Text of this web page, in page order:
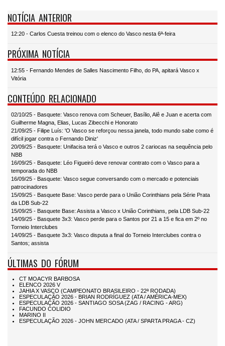
NOTÍCIA ANTERIOR
12:20 - Carlos Cuesta treinou com o elenco do Vasco nesta 6ª-feira
PRÓXIMA NOTÍCIA
12:55 - Fernando Mendes de Salles Nascimento Filho, do PA, apitará Vasco x
Vitória
CONTEÚDO RELACIONADO
02/10/25 - Basquete: Vasco renova com Scheuer, Basílio, Alê e Juan e acerta com
Guilherme Magna, Elias, Lucas Zibecchi e Honorato
21/09/25 - Filipe Luís: 'O Vasco se reforçou nessa janela, todo mundo sabe como é
difícil jogar contra o Fernando Diniz'
20/09/25 - Basquete: Unifacisa terá o Vasco e outros 2 cariocas na sequência pelo
NBB
16/09/25 - Basquete: Léo Figueiró deve renovar contrato com o Vasco para a
temporada do NBB
16/09/25 - Basquete: Vasco segue conversando com o mercado e potenciais
patrocinadores
15/09/25 - Basquete Base: Vasco perde para o União Corinthians pela Série Prata
da LDB Sub-22
15/09/25 - Basquete Base: Assista a Vasco x União Corinthians, pela LDB Sub-22
14/09/25 - Basquete 3x3: Vasco perde para o Santos por 21 a 15 e fica em 2º no
Torneio Interclubes
14/09/25 - Basquete 3x3: Vasco disputa a final do Torneio Interclubes contra o
Santos; assista
ÚLTIMAS DO FÓRUM